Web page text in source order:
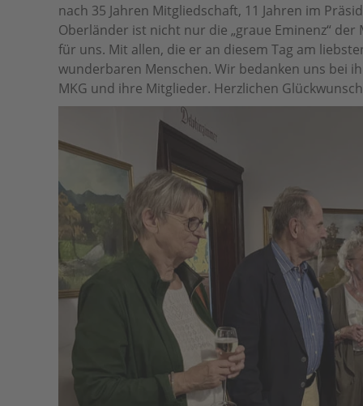
nach 35 Jahren Mitgliedschaft, 11 Jahren im
Oberländer ist nicht nur die „graue Eminenz“
für uns. Mit allen, die er an diesem Tag am
wunderbaren Menschen. Wir bedanken uns bei
MKG und ihre Mitglieder. Herzlichen